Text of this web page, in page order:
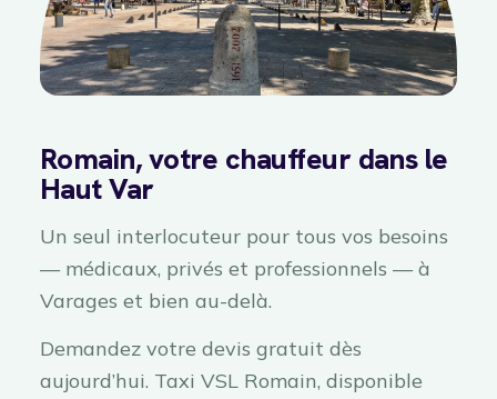
Romain, votre chauffeur dans le
Haut Var
Un seul interlocuteur pour tous vos besoins
— médicaux, privés et professionnels — à
Varages et bien au-delà.
Demandez votre devis gratuit dès
aujourd’hui. Taxi VSL Romain, disponible